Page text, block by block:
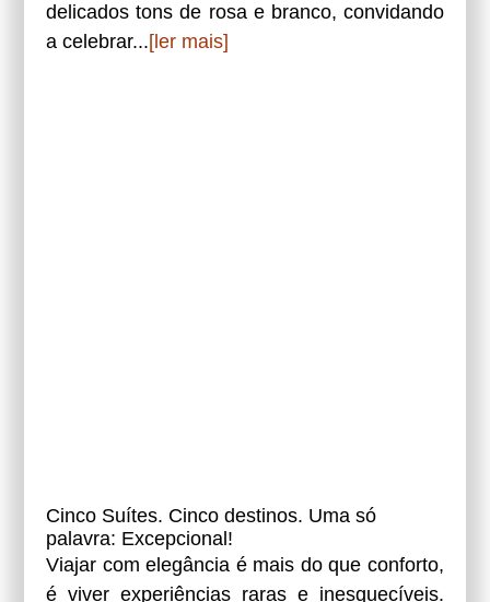
delicados tons de rosa e branco, convidando
a celebrar...[ler mais]
Cinco Suítes. Cinco destinos. Uma só
palavra: Excepcional!
Viajar com elegância é mais do que conforto,
é viver experiências raras e inesquecíveis.